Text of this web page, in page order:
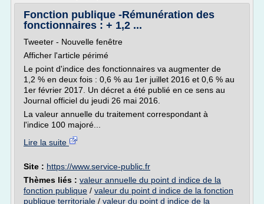
Fonction publique -Rémunération des
fonctionnaires : + 1,2 ...
Tweeter - Nouvelle fenêtre
Afficher l'article périmé
Le point d'indice des fonctionnaires va augmenter de
1,2 % en deux fois : 0,6 % au 1er juillet 2016 et 0,6 % au
1er février 2017. Un décret a été publié en ce sens au
Journal officiel du jeudi 26 mai 2016.
La valeur annuelle du traitement correspondant à
l'indice 100 majoré...
Lire la suite
Site : https://www.service-public.fr
Thèmes liés : valeur annuelle du point d indice de la
fonction publique / valeur du point d indice de la fonction
publique territoriale / valeur du point d indice de la